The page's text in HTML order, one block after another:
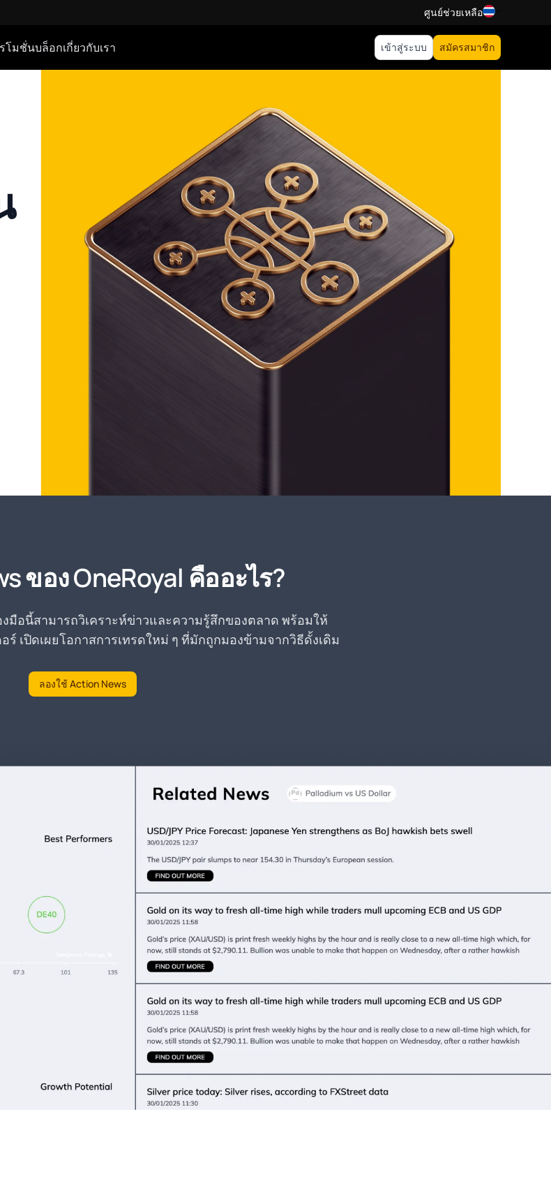
ศูนย์ช่วยเหลือ
โมชั่นบล็อกเกี่ยวกับเรา เข้าสู่ระบบ สมัครสมาชิก
ของ OneRoyal คืออะไร?
มือนี้สามารถวิเคราะห์ข่าวและความรู้สึกของตลาด พร้อมให้
เปิดเผยโอกาสการเทรดใหม่ ๆ ที่มักถูกมองข้ามจากวิธีดั้งเดิม
ลองใช้ Action News